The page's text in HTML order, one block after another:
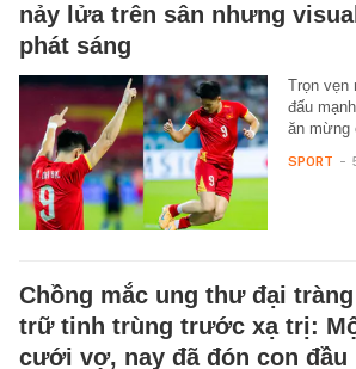
nảy lửa trên sân nhưng
phát sáng
Trọn vẹn
đấu
ăn mừng
SPORT -
Chồng mắc ung thư đại
trữ tinh trùng trước xạ trị:
cưới vợ, nay đã đón con đầu